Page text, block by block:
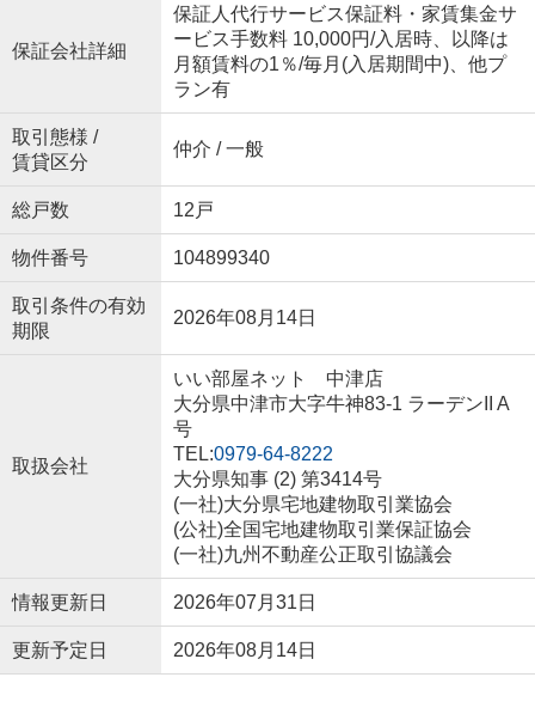
保証会社詳細
保証人代行サービス保証料・家賃集金サ
ービス手数料 10,000円/入居時、以降は
月額賃料の1％/毎月(入居期間中)、他プ
ラン有
取引態様 /
賃貸区分
仲介 / 一般
総戸数 12戸
物件番号 104899340
取引条件の有効
期限
2026年08月14日
取扱会社
いい部屋ネット 中津店
大分県中津市大字牛神83-1 ラーデンII A
号
TEL:0979-64-8222
大分県知事 (2) 第3414号
(一社)大分県宅地建物取引業協会
(公社)全国宅地建物取引業保証協会
(一社)九州不動産公正取引協議会
情報更新日 2026年07月31日
更新予定日 2026年08月14日